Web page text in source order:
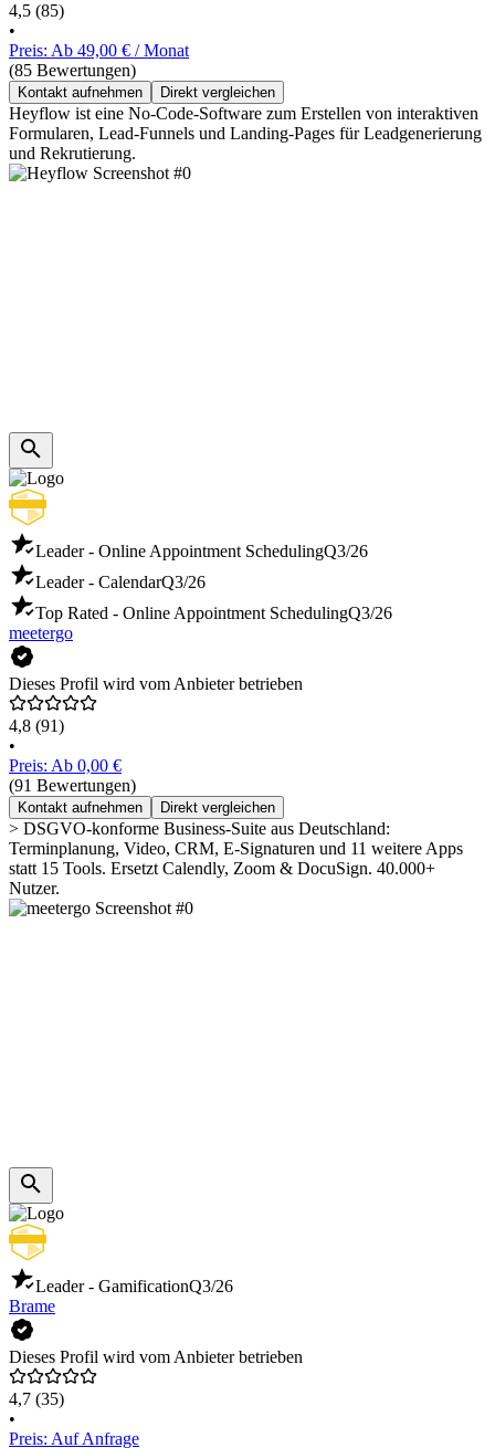
4,5 (85)
•
Preis: Ab 49,00 € / Monat
(85 Bewertungen)
Kontakt aufnehmen Direkt vergleichen
Heyflow ist eine No-Code-Software zum Erstellen von interaktiven
Formularen, Lead-Funnels und Landing-Pages für Leadgenerierung
und Rekrutierung.
Leader - Online Appointment SchedulingQ3/26
Leader - CalendarQ3/26
Top Rated - Online Appointment SchedulingQ3/26
meetergo
Dieses Profil wird vom Anbieter betrieben
4,8 (91)
•
Preis: Ab 0,00 €
(91 Bewertungen)
Kontakt aufnehmen Direkt vergleichen
> DSGVO-konforme Business-Suite aus Deutschland:
Terminplanung, Video, CRM, E-Signaturen und 11 weitere Apps
statt 15 Tools. Ersetzt Calendly, Zoom & DocuSign. 40.000+
Nutzer.
Leader - GamificationQ3/26
Brame
Dieses Profil wird vom Anbieter betrieben
4,7 (35)
•
Preis: Auf Anfrage